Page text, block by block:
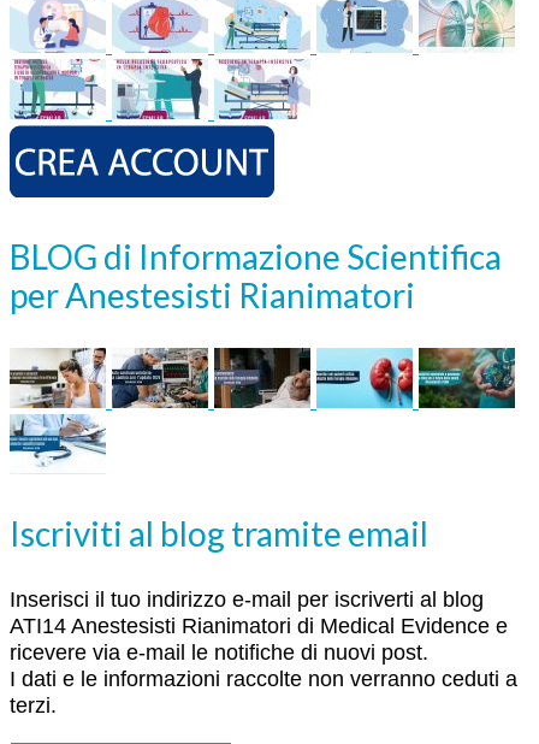
BLOG di Informazione Scientifica
per Anestesisti Rianimatori
Iscriviti al blog tramite email
Inserisci il tuo indirizzo e-mail per iscriverti al blog
ATI14 Anestesisti Rianimatori di Medical Evidence e
ricevere via e-mail le notifiche di nuovi post.
I dati e le informazioni raccolte non verranno ceduti a
terzi.